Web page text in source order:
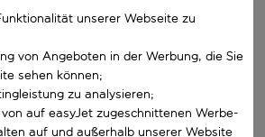
für die automatische
unserer Webseite zu
von Angeboten in der Werbung, die Sie
sehen können;
zu analysieren;
auf easyJet zugeschnittenen Werbe-
auf und außerhalb unserer Website